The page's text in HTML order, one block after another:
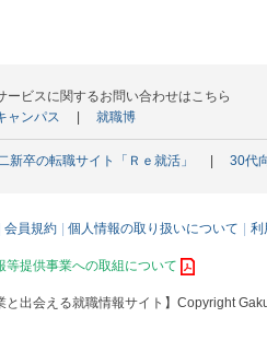
ービスに関するお問い合わせはこちら
ャンパス
就職博
新卒の転職サイト「Ｒｅ就活」 30代
会員規約 個人情報の取り扱いについて 利
等提供事業への取組について
と出会える就職情報サイト】 Copyright